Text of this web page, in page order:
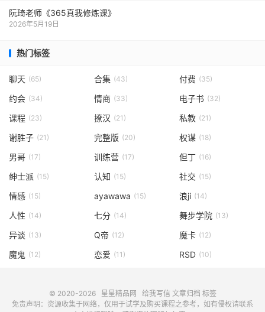
阮琦老师《365真我修炼课》
2026年5月19日
热门标签
聊天 (65) 合集 (43) 付费 (35)
约会 (34) 情商 (33) 电子书 (32)
课程 (23) 撩汉 (21) 私教 (21)
谢胜子 (21) 完整版 (20) 权谋 (18)
男哥 (17) 训练营 (17) 但丁 (16)
绅士派 (15) 认知 (15) 社交 (15)
情感 (15) ayawawa (15) 浪ji (14)
人性 (14) 七分 (14) 舞步学院 (13)
异谈 (13) Q帝 (12) 魔卡 (12)
魔鬼 (12) 恋爱 (11) RSD (10)
© 2020-2026 星星精品网 给我写信 文章归档 标签
免责声明：资源收集于网络，仅用于试学及购买课程之参考，如有侵权请联系